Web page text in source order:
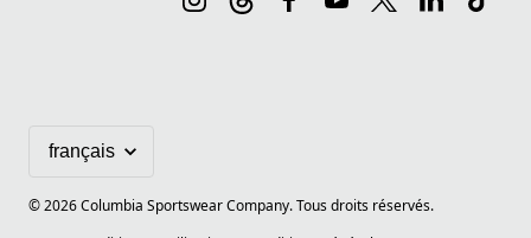
©2026Columbia Sportswear Company. Tous droits réservés.